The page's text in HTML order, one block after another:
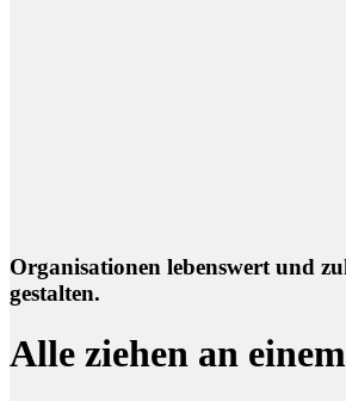
Organisationen lebenswert und
gestalten.
Alle ziehen an